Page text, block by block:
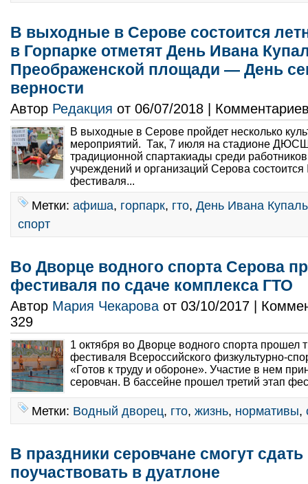
В выходные в Серове состоится
в Горпарке отметят День Ивана
Преображенской площади — День
верности
Автор Редакция от 06/07/2018 |
В выходные в Серове пройдет несколько
мероприятий. Так, 7 июля на стадионе
традиционной спартакиады среди
учреждений и организаций Серова состоится
фестиваля...
Метки: афиша, горпарк, гто, День Ивана
спорт
Во Дворце водного спорта Серова
фестиваля по сдаче комплекса ГТО
Автор Мария Чекарова от 03/10/2017 |
329
1 октября во Дворце водного спорта прошел
фестиваля Всероссийского физкультурно-
«Готов к труду и обороне». Участие в нем
серовчан. В бассейне прошел третий этап
Метки: Водный дворец, гто, жизнь, нормативы,
В праздники серовчане смогут
поучаствовать в дуатлоне